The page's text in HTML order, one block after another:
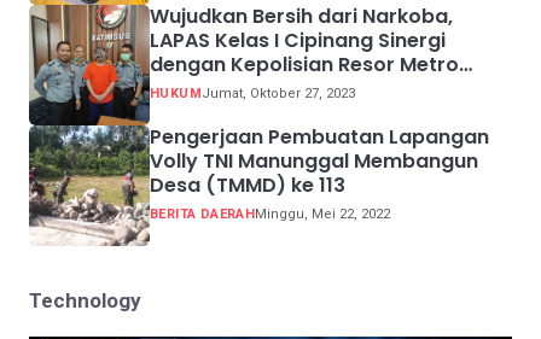
Wujudkan Bersih dari Narkoba,
LAPAS Kelas I Cipinang Sinergi
dengan Kepolisian Resor Metro
Jakarta Barat
HUKUMJumat, Oktober 27, 2023
Pengerjaan Pembuatan Lapangan
Volly TNI Manunggal Membangun
Desa (TMMD) ke 113
BERITA DAERAHMinggu, Mei 22, 2022
Technology